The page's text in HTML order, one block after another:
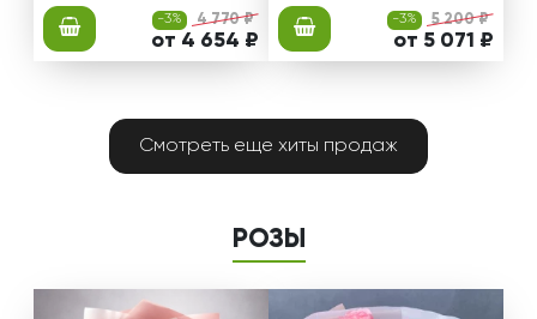
-3% 4 770 ₽
от 4 654 ₽
-3% 5 200 ₽
от 5 071 ₽
Смотреть еще хиты продаж
РОЗЫ